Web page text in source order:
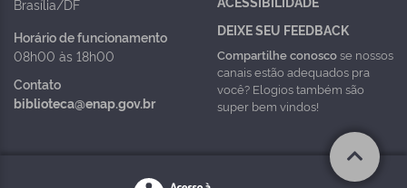
Brasília/DF
Horário de funcionamento
08h00 às 18h00
Contato
biblioteca@enap.gov.br
DEIXE SEU FEEDBACK
Compartilhe conoscose nossos
canais estão adequados pra
você? Elogios também são
super bem vindos!